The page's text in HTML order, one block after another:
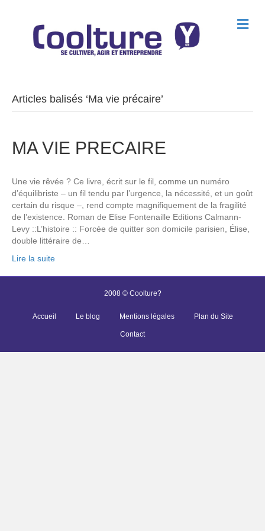
M
e
Articles balisés ‘Ma vie précaire’
MA VIE PRECAIRE
Une vie rêvée ? Ce livre, écrit sur le fil, comme un numéro
d’équilibriste – un fil tendu par l’urgence, la nécessité, et un goût
certain du risque –, rend compte magnifiquement de la fragilité
de l’existence. Roman de Elise Fontenaille Editions Calmann-
Levy ::L’histoire :: Forcée de quitter son domicile parisien, Élise,
double littéraire de…
Lire la suite
2008 © Coolture?
Accueil Le blog Mentions légales Plan du Site
Contact